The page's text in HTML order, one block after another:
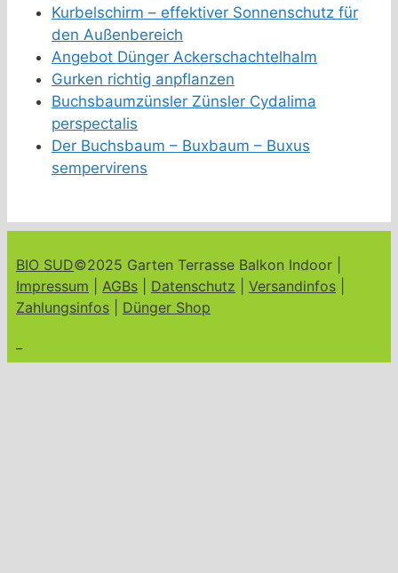
Kurbelschirm – effektiver Sonnenschutz für
den Außenbereich
Angebot Dünger Ackerschachtelhalm
Gurken richtig anpflanzen
Buchsbaumzünsler Zünsler Cydalima
perspectalis
Der Buchsbaum – Buxbaum – Buxus
sempervirens
BIO SUD©2025 Garten Terrasse Balkon Indoor |
Impressum
AGBs Datenschutz Versandinfos
Zahlungsinfos
Dünger Shop